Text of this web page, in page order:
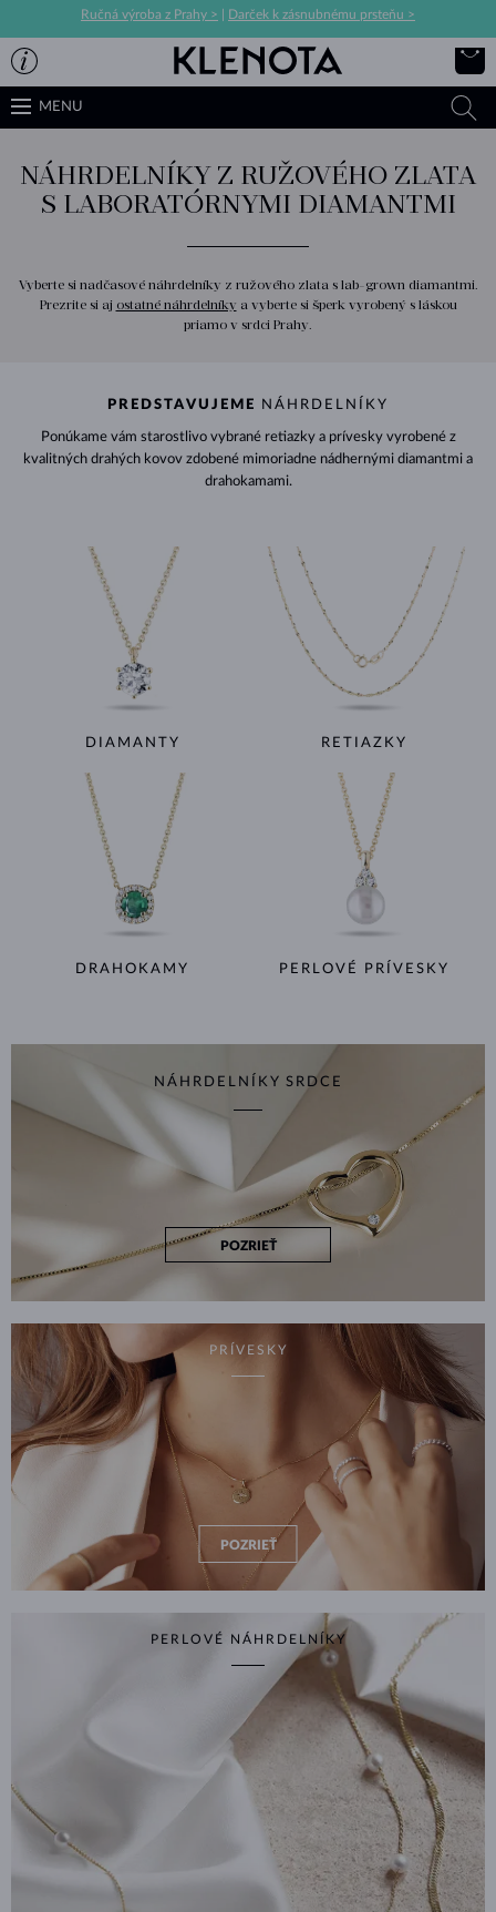
Ručná výroba z Prahy > Darček k zásnubnému prsteňu >
MENU
NÁHRDELNÍKY Z RUŽOVÉHO ZLATA
S LABORATÓRNYMI DIAMANTMI
Vyberte si nadčasové náhrdelníky z ružového zlata s lab-grown diamantmi.
Prezrite si aj ostatné náhrdelníky a vyberte si šperk vyrobený s láskou
priamo v srdci Prahy.
PREDSTAVUJEME NÁHRDELNÍKY
Ponúkame vám starostlivo vybrané retiazky a prívesky vyrobené z
kvalitných drahých kovov zdobené mimoriadne nádhernými diamantmi a
drahokamami.
DIAMANTY RETIAZKY
DRAHOKAMY PERLOVÉ PRÍVESKY
NÁHRDELNÍKY SRDCE
POZRIEŤ
PRÍVESKY
POZRIEŤ
PERLOVÉ NÁHRDELNÍKY